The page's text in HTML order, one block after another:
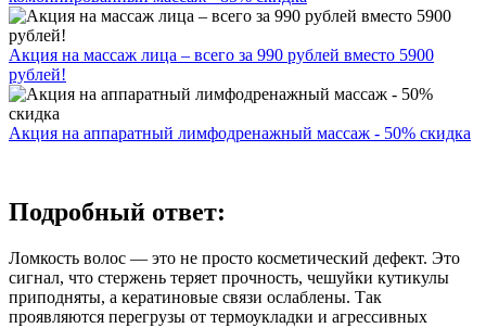
Акция на массаж лица – всего за 990 рублей вместо 5900
рублей!
Акция на аппаратный лимфодренажный массаж - 50% скидка
Подробный ответ:
Ломкость волос — это не просто косметический дефект. Это
сигнал, что стержень теряет прочность, чешуйки кутикулы
приподняты, а кератиновые связи ослаблены. Так
проявляются перегрузы от термоукладки и агрессивных